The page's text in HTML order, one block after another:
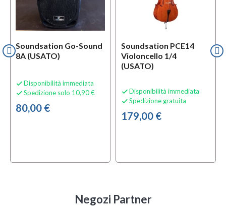
Soundsation Go-Sound
8A (USATO)
 Disponibilità immediata
 Spedizione solo 10,90 €
80,00 €
Soundsation PCE14
Violoncello 1/4
(USATO)
 Disponibilità immediata
 Spedizione gratuita
179,00 €
Negozi Partner